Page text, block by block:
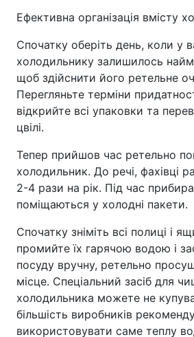
Ефективна організація вмісту
Спочатку оберіть день, коли у
холодильнику залишилось
щоб здійснити його ретельне
Перегляньте терміни
відкрийте всі упаковки та
цвілі.
Тепер прийшов час ретельно
холодильник. До речі, фахівці
2-4 рази на рік. Під час
поміщаються у холодні пакети.
Спочатку зніміть всі полиці і
промийте їх гарячою водою і
посуду вручну, ретельно
місце. Спеціальний засіб для
холодильника можете не
більшість виробників
використовувати саме теплу